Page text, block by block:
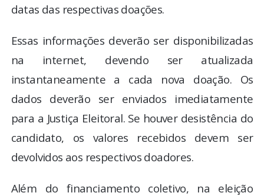
datas das respectivas doações.
Essas informações deverão ser disponibilizadas
na internet, devendo ser atualizada
instantaneamente a cada nova doação. Os
dados deverão ser enviados imediatamente
para a Justiça Eleitoral. Se houver desistência do
candidato, os valores recebidos devem ser
devolvidos aos respectivos doadores.
Além do financiamento coletivo, na eleição